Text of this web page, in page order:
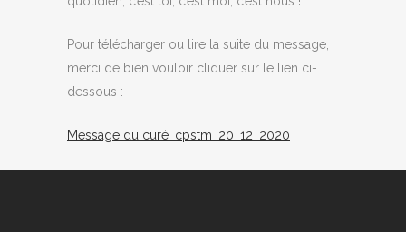
Pour télécharger ou lire la suite du message,
merci de bien vouloir cliquer sur le lien ci-
dessous :
Message du curé_cpstm_20_12_2020